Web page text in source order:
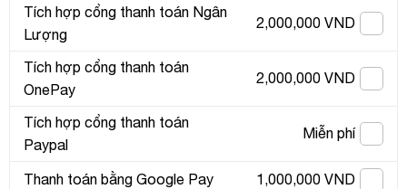
Tích hợp cổng thanh toán Ngân
Lượng
2,000,000 VND
Tích hợp cổng thanh toán
OnePay
2,000,000 VND
Tích hợp cổng thanh toán
Paypal
Miễn phí
Thanh toán bằng Google Pay 1,000,000 VND